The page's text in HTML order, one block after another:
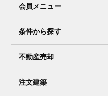
会員メニュー
条件から探す
不動産売却
注文建築